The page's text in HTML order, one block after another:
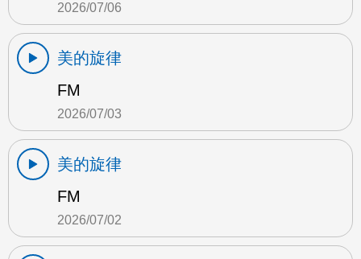
2026/07/06
美的旋律
FM
2026/07/03
美的旋律
FM
2026/07/02